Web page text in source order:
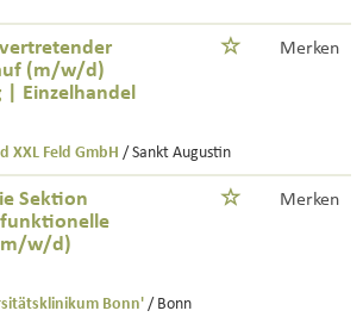
(m/w/d)
| Einzelhandel
Merken
XXL Feld GmbH / Sankt Augustin
Sektion
w/d)
Merken
Bonn' / Bonn